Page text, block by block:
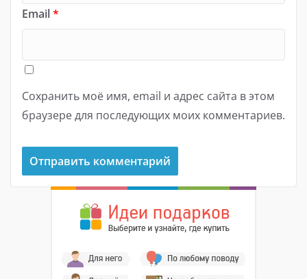
Email*
Сохранить моё имя, email и адрес сайта в этом
браузере для последующих моих комментариев.